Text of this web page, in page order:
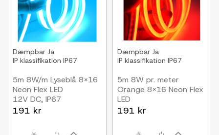
Dæmpbar Ja
IP klassifikation IP67
5m 8W/m Lyseblå 8x16
Neon Flex LED
12V DC, IP67
191 kr
Dæmpbar Ja
IP klassifikation IP67
5m 8W pr. meter
Orange 8x16 Neon Flex
LED
12V DC, IP67
191 kr